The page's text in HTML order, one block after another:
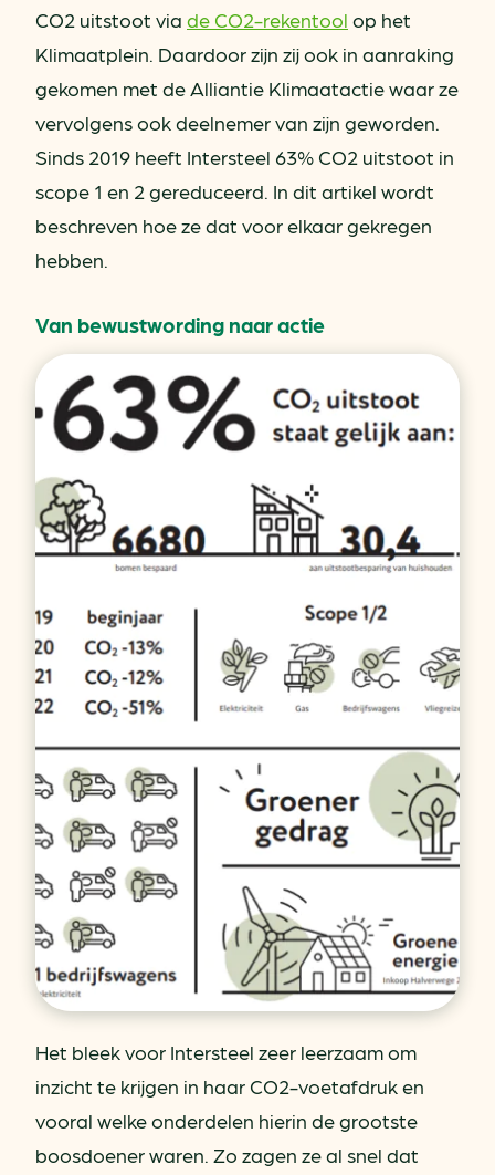
CO2 uitstoot via de CO2-rekentool op het
Klimaatplein. Daardoor zijn zij ook in aanraking
gekomen met de Alliantie Klimaatactie waar ze
vervolgens ook deelnemer van zijn geworden.
Sinds 2019 heeft Intersteel 63% CO2 uitstoot in
scope 1 en 2 gereduceerd. In dit artikel wordt
beschreven hoe ze dat voor elkaar gekregen
hebben.
Van bewustwording naar actie
Het bleek voor Intersteel zeer leerzaam om
inzicht te krijgen in haar CO2-voetafdruk en
vooral welke onderdelen hierin de grootste
boosdoener waren. Zo zagen ze al snel dat